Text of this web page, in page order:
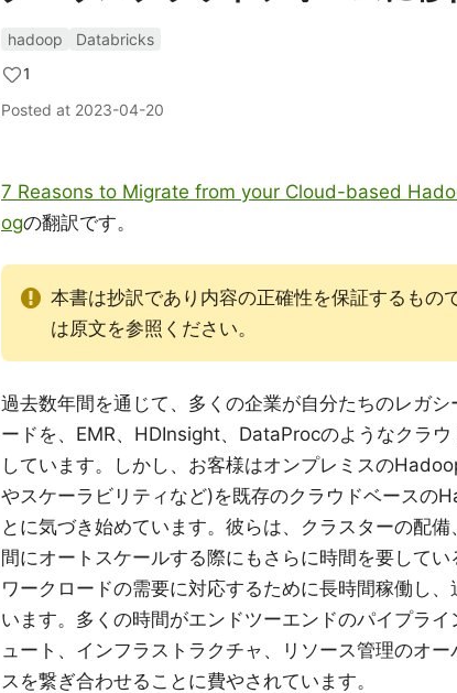
hadoop
Databricks
1
Posted at 2023-04-20
7 Reasons to Migrate from your Cloud-based
ogの翻訳です。
本書は抄訳であり内容の正確性を保証するもの
は原文を参照ください。
過去数年間を通じて、多くの企業が自分たちのレガ
ードを、EMR、HDInsight、DataProcのようなクラ
しています。しかし、お客様はオンプレミスの
やスケーラビリティなど)を既存のクラウドベースの
とに気づき始めています。彼らは、クラスターの配
間にオートスケールする際にもさらに時間を要してい
ワークロードの需要に対応するために長時間稼働し
います。多くの時間がエンドツーエンドのパイプラ
ュート、インフラストラクチャ、リソース管理のオ
スを繋ぎ合わせることに費やされています。